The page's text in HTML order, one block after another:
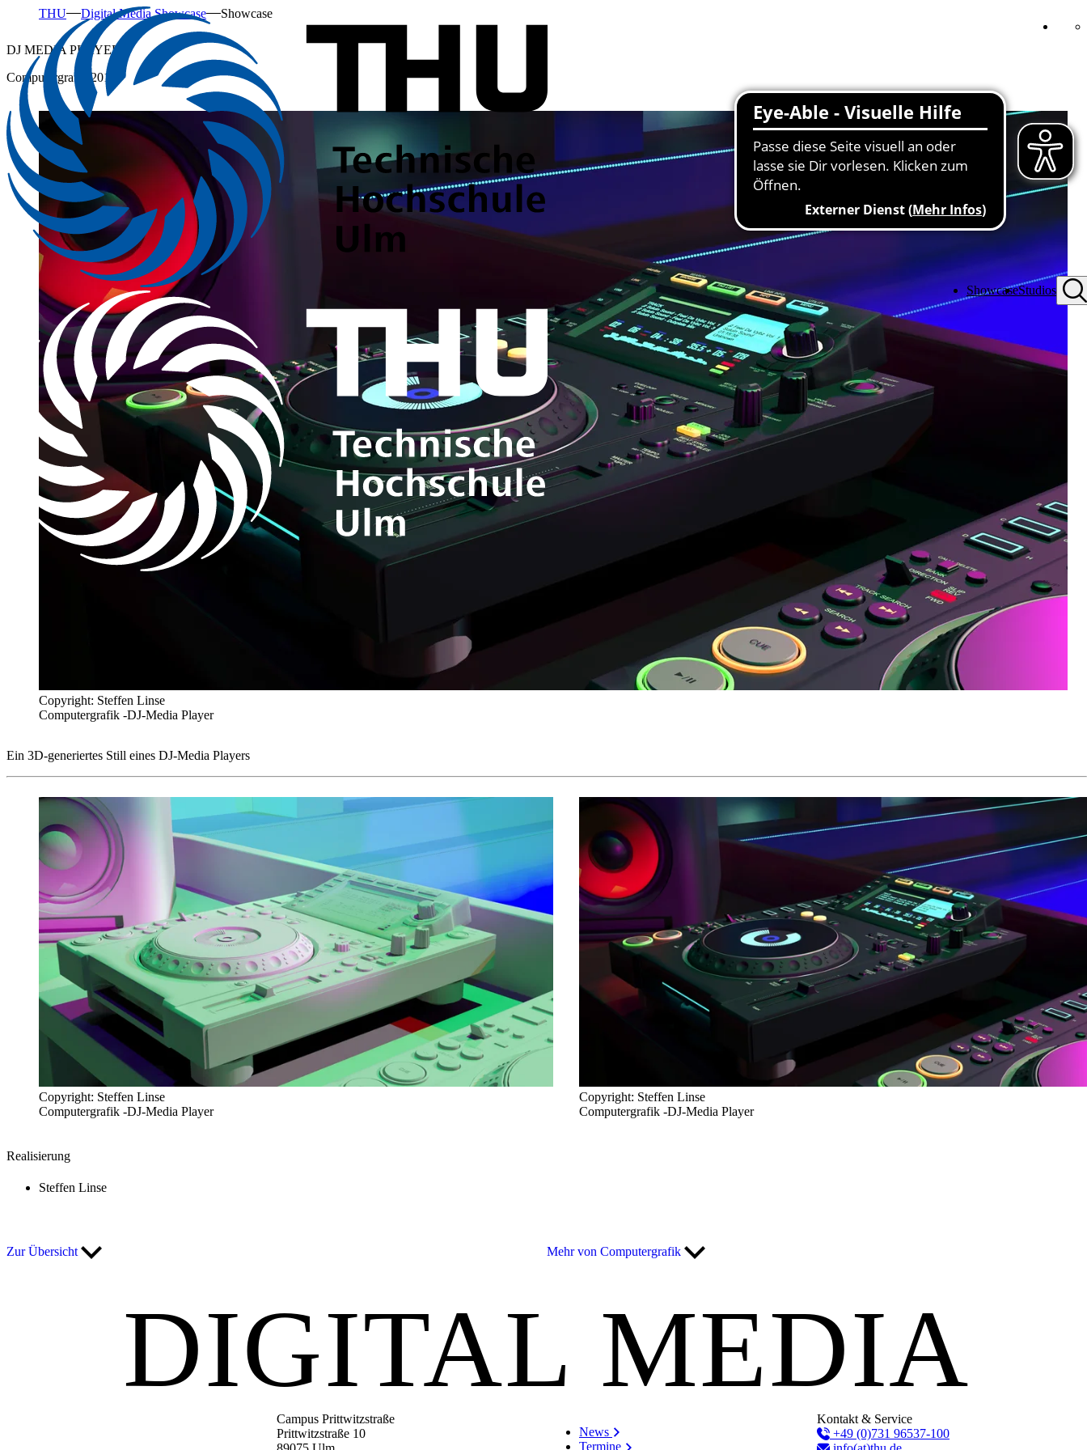
ShowcaseStudios
THU Digital Media Showcase Showcase
DJ MEDIA PLAYER
Computergrafik 2017
Copyright: Steffen Linse
Computergrafik -DJ-Media Player
Ein 3D-generiertes Still eines DJ-Media Players
Copyright: Steffen Linse
Computergrafik -DJ-Media Player
Copyright: Steffen Linse
Computergrafik -DJ-Media Player
Realisierung
Steffen Linse
Zur Übersicht Mehr von Computergrafik
DIGITAL MEDIA
Campus Prittwitzstraße
Prittwitzstraße 10
News
Termine
Kontakt & Service
+49 (0)731 96537-100